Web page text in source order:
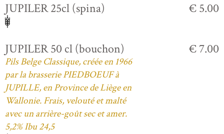
JUPILER 25cl (spina) € 5.00
JUPILER 50 cl (bouchon)
Pils Belge Classique, créée en 1966
par la brasserie PIEDBOEUF à
JUPILLE, en Province de Liège en
Wallonie. Frais, velouté et malté
avec un arrière-goût sec et amer.
5,2% Ibu 24,5
€ 7.00